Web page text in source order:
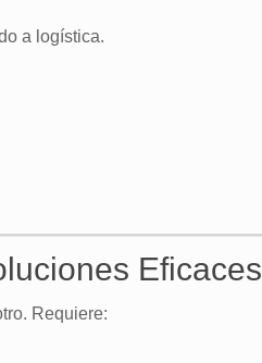
a logística.
Eficaces
Requiere: